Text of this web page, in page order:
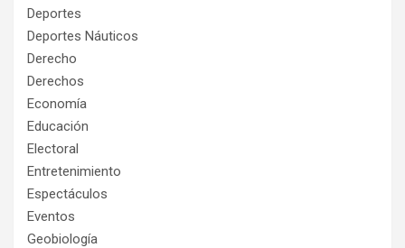
Deportes
Deportes Náuticos
Derecho
Derechos
Economía
Educación
Electoral
Entretenimiento
Espectáculos
Eventos
Geobiología